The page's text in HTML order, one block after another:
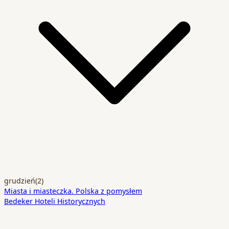
grudzień(2)
Miasta i miasteczka. Polska z pomysłem
Bedeker Hoteli Historycznych